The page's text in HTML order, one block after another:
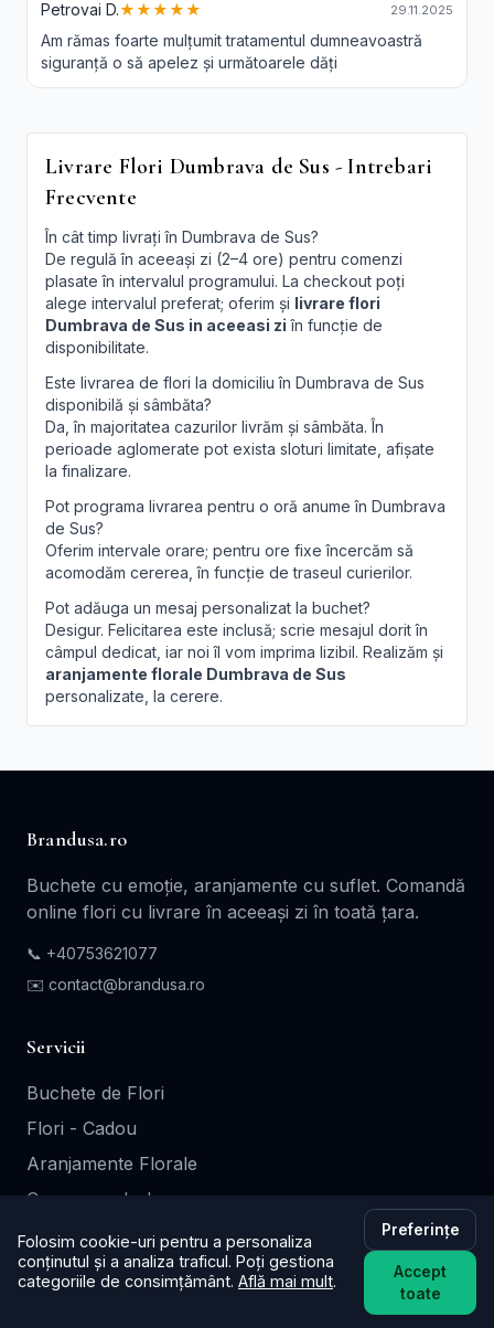
Petrovai D.★★★★★ 29.11.2025
Am rămas foarte mulțumit tratamentul dumneavoastră
siguranță o să apelez și următoarele dăți
Livrare Flori Dumbrava de Sus - Intrebari
Frecvente
În cât timp livrați în Dumbrava de Sus?
De regulă în aceeași zi (2–4 ore) pentru comenzi
plasate în intervalul programului. La checkout poți
alege intervalul preferat; oferim și livrare flori
Dumbrava de Sus in aceeasi zi în funcție de
disponibilitate.
Este livrarea de flori la domiciliu în Dumbrava de Sus
disponibilă și sâmbăta?
Da, în majoritatea cazurilor livrăm și sâmbăta. În
perioade aglomerate pot exista sloturi limitate, afișate
la finalizare.
Pot programa livrarea pentru o oră anume în Dumbrava
de Sus?
Oferim intervale orare; pentru ore fixe încercăm să
acomodăm cererea, în funcție de traseul curierilor.
Pot adăuga un mesaj personalizat la buchet?
Desigur. Felicitarea este inclusă; scrie mesajul dorit în
câmpul dedicat, iar noi îl vom imprima lizibil. Realizăm și
aranjamente florale Dumbrava de Sus
personalizate, la cerere.
Brandusa.ro
Buchete cu emoție, aranjamente cu suflet. Comandă
online flori cu livrare în aceeași zi în toată țara.
📞 +40753621077
✉️ contact@brandusa.ro
Servicii
Buchete de Flori
Flori - Cadou
Aranjamente Florale
Coroane - Jerbe
Cutii Cadou
Informații
Folosim cookie-uri pentru a personaliza
conținutul și a analiza traficul. Poți gestiona
categoriile de consimțământ. Află mai mult.
Preferințe
Accept
toate